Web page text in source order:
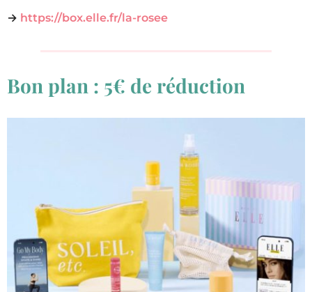
→ https://box.elle.fr/la-rosee
Bon plan : 5€ de réduction